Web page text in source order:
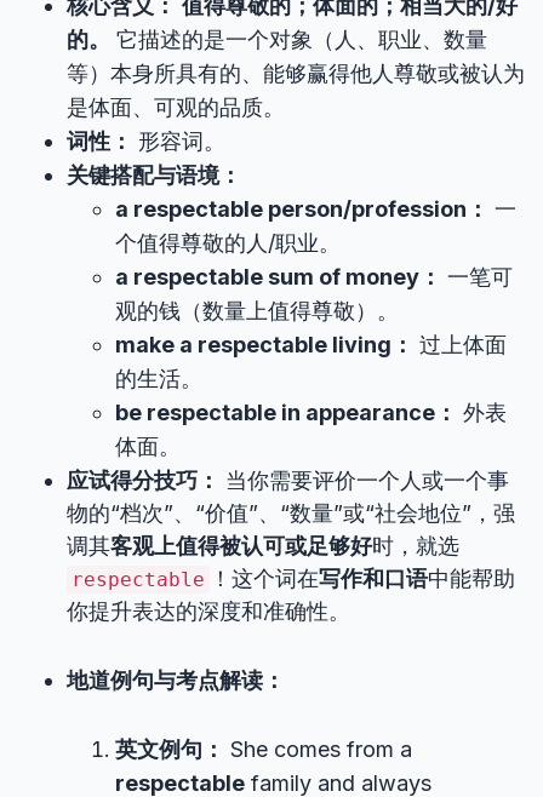
核心含义： 值得尊敬的；体面的；相当大的/好
的。
它描述的是一个对象（人、职业、数量
等）本身所具有的、能够赢得他人尊敬或被认为
是体面、可观的品质。
词性：
形容词。
关键搭配与语境：
a respectable person/profession： 一
个值得尊敬的人/职业。
a respectable sum of money： 一笔可
观的钱（数量上值得尊敬）。
make a respectable living： 过上体面
的生活。
be respectable in appearance： 外表
体面。
应试得分技巧：
当你需要评价一个人或一个事
物的“档次”、“价值”、“数量”或“社会地位”，强
调其客观上值得被认可或足够好时，就选
respectable ！这个词在写作和口语中能帮助
你提升表达的深度和准确性。
地道例句与考点解读：
英文例句： She comes from a
respectable family and always